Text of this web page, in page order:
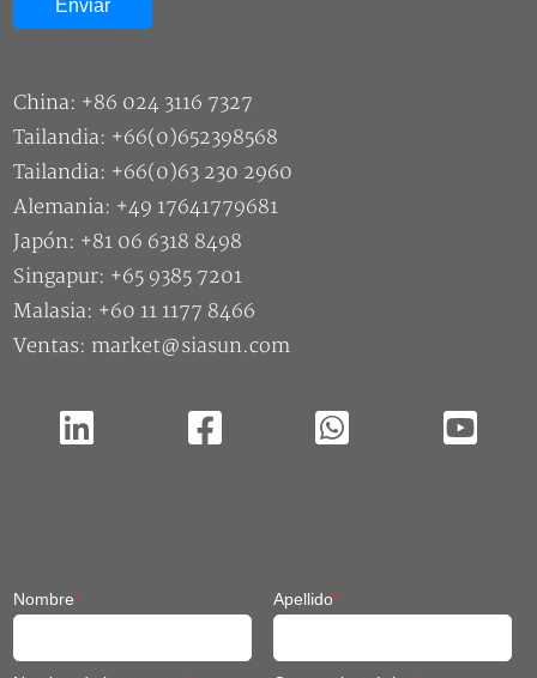
China: +86 024 3116 7327
Tailandia: +66(0)652398568
Tailandia: +66(0)63 230 2960
Alemania: +49 17641779681
Japón: +81 06 6318 8498
Singapur: +65 9385 7201
Malasia: +60 11 1177 8466
Ventas: market@siasun.com
Nombre* Apellido*